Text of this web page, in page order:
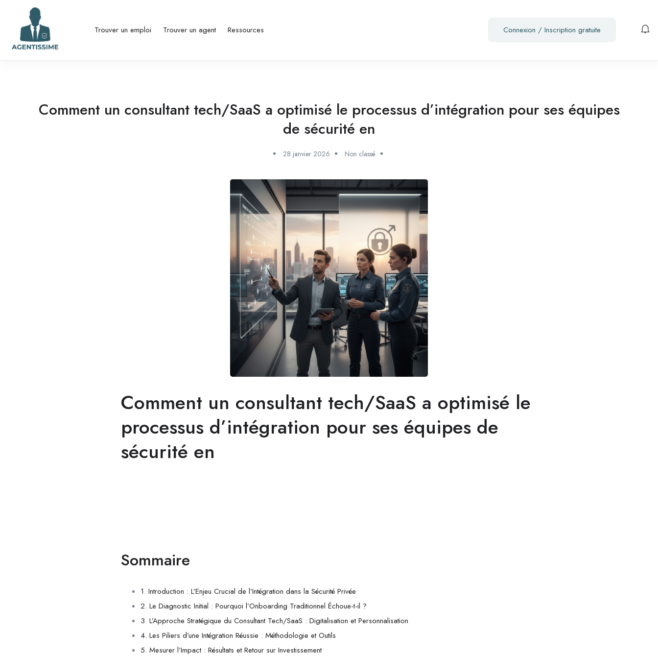
Trouver un emploi Trouver un agent Ressources Connexion / Inscription gratuite
Comment un consultant tech/SaaS a optimisé le processus d’intégration pour ses équipes
de sécurité en
28 janvier 2026 Non classé
Comment un consultant tech/SaaS a optimisé le
processus d’intégration pour ses équipes de
sécurité en
Sommaire
1. Introduction : L’Enjeu Crucial de l’Intégration dans la Sécurité Privée
2. Le Diagnostic Initial : Pourquoi l’Onboarding Traditionnel Échoue-t-il ?
3. L’Approche Stratégique du Consultant Tech/SaaS : Digitalisation et Personnalisation
4. Les Piliers d’une Intégration Réussie : Méthodologie et Outils
5. Mesurer l’Impact : Résultats et Retour sur Investissement